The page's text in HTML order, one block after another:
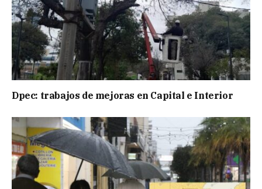
Dpec: trabajos de mejoras en Capital e Interior